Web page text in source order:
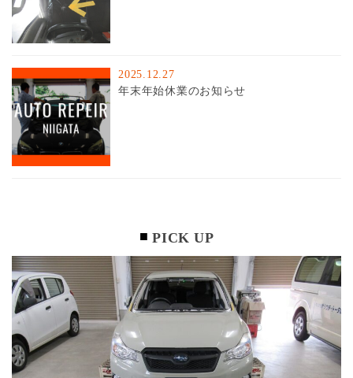
2025.12.27
年末年始休業のお知らせ
PICK UP